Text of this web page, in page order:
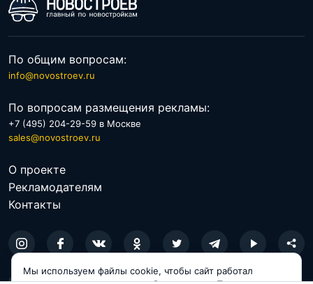
По общим вопросам:
info@novostroev.ru
По вопросам размещения рекламы:
+7 (495) 204-29-59 в Москве
sales@novostroev.ru
О проекте
Рекламодателям
Контакты
© 2026 NOVOSTROEV.RU
Мы используем файлы cookie, чтобы сайт работал